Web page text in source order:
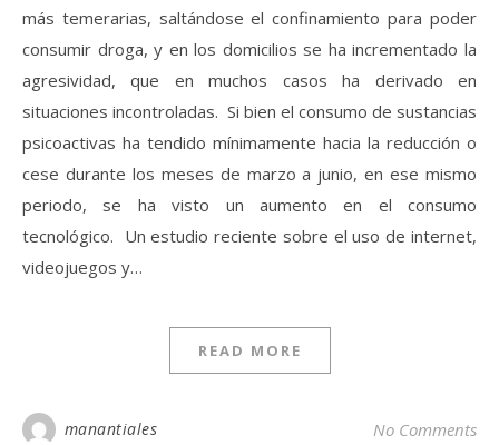
más temerarias, saltándose el confinamiento para poder
consumir droga, y en los domicilios se ha incrementado la
agresividad, que en muchos casos ha derivado en
situaciones incontroladas. Si bien el consumo de sustancias
psicoactivas ha tendido mínimamente hacia la reducción o
cese durante los meses de marzo a junio, en ese mismo
periodo, se ha visto un aumento en el consumo
tecnológico. Un estudio reciente sobre el uso de internet,
videojuegos y…
READ MORE
manantiales No Comments